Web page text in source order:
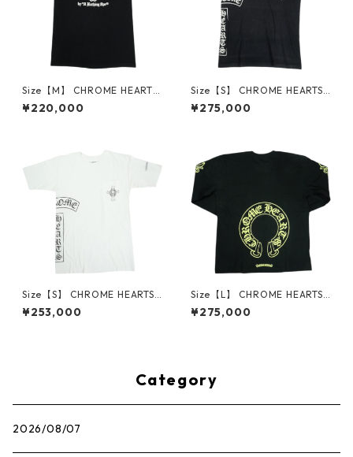
Size【M】 CHROME HEARTS
クロム・ハーツ × A BATHING
APE 09AW MILO SCROLL SS
¥220,000
Size【S】 CHROME HEARTS
クロム・ハーツ T-BAR S/S TE
E BLACK Tシャツ オールド 黒
¥275,000
Size【S】 CHROME HEARTS
クロム・ハーツ T-BAR S/S TE
E WHITE Tシャツ オールド 白
¥253,000
Size【L】 CHROME HEARTS
クロム・ハーツ HORSESHOE
L/S TEE BLACK/NEON YELLO
¥275,000
Category
2026/08/07